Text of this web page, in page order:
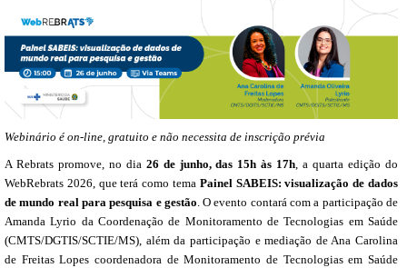
Webinário é on-line, gratuito e não necessita de inscrição prévia
A Rebrats promove, no dia 26 de junho, das 15h às 17h, a quarta edição do
WebRebrats 2026, que terá como tema Painel SABEIS: visualização de dados
de mundo real para pesquisa e gestão. O evento contará com a participação de
Amanda Lyrio da Coordenação de Monitoramento de Tecnologias em Saúde
(CMTS/DGTIS/SCTIE/MS), além da participação e mediação de Ana Carolina
de Freitas Lopes coordenadora de Monitoramento de Tecnologias em Saúde